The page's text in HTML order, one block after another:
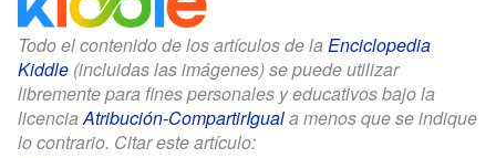
Todo el contenido de los artículos de la Enciclopedia
Kiddle (incluidas las imágenes) se puede utilizar
libremente para fines personales y educativos bajo la
licenciaAtribución-CompartirIguala menos que se indique
lo contrario. Citar este artículo: